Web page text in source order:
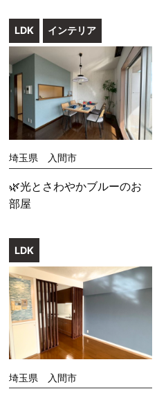
LDK インテリア
埼玉県 入間市
🌿光とさわやかブルーのお
部屋
LDK
埼玉県 入間市